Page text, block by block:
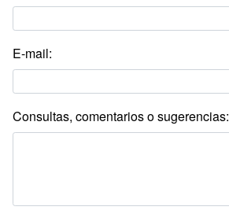
E-mail:
Consultas, comentarios o sugerencias: